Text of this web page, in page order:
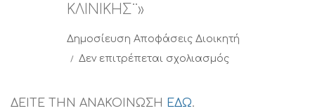
ΚΛΙΝΙΚΗΣ¨»
Δημοσίευση Αποφάσεις Διοικητή
Δεν επιτρέπεται σχολιασμόςστο
ΔΕΙΤΕ ΤΗΝ ΑΝΑΚΟΙΝΩΣΗ ΕΔΩ.